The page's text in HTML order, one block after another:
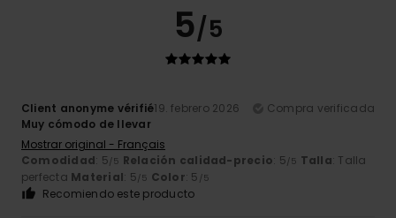
5/5
Client anonyme vérifié19. febrero 2026
Compra verificada
Muy cómodo de llevar
Mostrar original - Français
Comodidad: 5/5 Relación calidad-precio: 5/5 Talla: Talla
perfecta Material: 5/5 Color: 5 /5
Recomiendo este producto